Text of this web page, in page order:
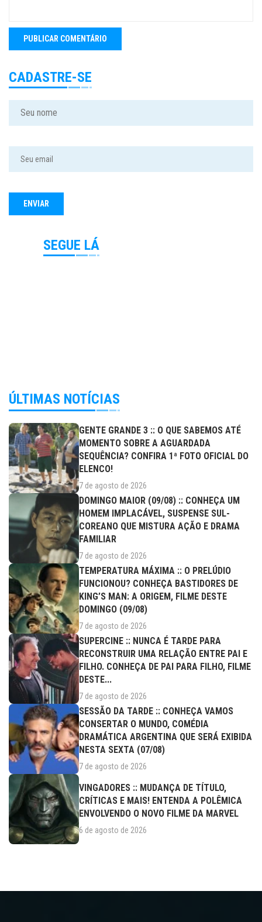
CADASTRE-SE
SEGUE LÁ
ÚLTIMAS NOTÍCIAS
GENTE GRANDE 3 :: O QUE SABEMOS ATÉ
MOMENTO SOBRE A AGUARDADA
SEQUÊNCIA? CONFIRA 1ª FOTO OFICIAL DO
ELENCO!
7 de agosto de 2026
DOMINGO MAIOR (09/08) :: CONHEÇA UM
HOMEM IMPLACÁVEL, SUSPENSE SUL-
COREANO QUE MISTURA AÇÃO E DRAMA
FAMILIAR
7 de agosto de 2026
TEMPERATURA MÁXIMA :: O PRELÚDIO
FUNCIONOU? CONHEÇA BASTIDORES DE
KING’S MAN: A ORIGEM, FILME DESTE
DOMINGO (09/08)
7 de agosto de 2026
SUPERCINE :: NUNCA É TARDE PARA
RECONSTRUIR UMA RELAÇÃO ENTRE PAI E
FILHO. CONHEÇA DE PAI PARA FILHO, FILME
DESTE...
7 de agosto de 2026
SESSÃO DA TARDE :: CONHEÇA VAMOS
CONSERTAR O MUNDO, COMÉDIA
DRAMÁTICA ARGENTINA QUE SERÁ EXIBIDA
NESTA SEXTA (07/08)
7 de agosto de 2026
VINGADORES :: MUDANÇA DE TÍTULO,
CRÍTICAS E MAIS! ENTENDA A POLÊMICA
ENVOLVENDO O NOVO FILME DA MARVEL
6 de agosto de 2026